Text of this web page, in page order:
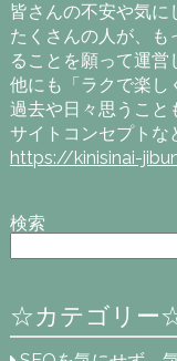
皆さんの不安や気に
たくさんの人が、
ることを願って運
他にも「ラクで楽し
過去や日々思うこと
サイトコンセプトな
https://kinisinai-
検索
☆カテゴリー